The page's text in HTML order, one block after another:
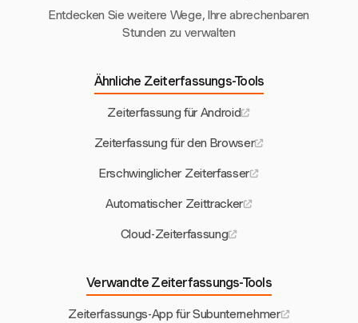
Entdecken Sie weitere Wege, Ihre abrechenbaren
Stunden zu verwalten
Ähnliche Zeiterfassungs-Tools
Zeiterfassung für Android
Zeiterfassung für den Browser
Erschwinglicher Zeiterfasser
Automatischer Zeittracker
Cloud-Zeiterfassung
Verwandte Zeiterfassungs-Tools
Zeiterfassungs-App für Subunternehmer